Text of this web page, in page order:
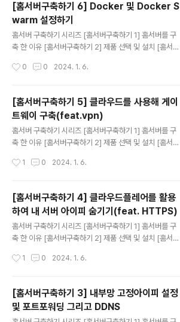
서버구축하기 6] Docker 및 Docker Swarm 설정하기
[홈서버구축하기 7] 공유 스토리지를 만들어보자(feat. 시
놀로지) [홈서버구축하기 8] 완성된 내 홈서버 네트워크 구
성도 및 홈서버 배치 모습 그리고 총 비용 앞선 게시글에서
에 대해 설명을 하고 마무리되었다. 필자는 이를 깨달았을
[홈서버구축하기 6] Docker 및 Docker S
warm 설정하기
홈서버 구축하기 시리즈 [홈서버구축하기 1] 홈서버를 구
축 한 이유 [홈서버구축하기 2] 제품 선택 및 설치 [홈서버
고 DDNS [홈서버구축하기 4] 클라우드플레어를 활용하
기 5] 클라우드를 사용해 게이트웨이 구축(feat.vpn) [홈
서버구축하기 6] Docker 및 Docker Swarm 설정하기
[홈서버구축하기 7] 공유 스토리지를 만들어보자(feat. 시
놀로지) [홈서버구축하기 8] 완성된 내 홈서버 네트워크 구
성도 및 홈서버 배치 모습 그리고 총 비용 홈서버에서 서비
사용했다. 이번글에는 그 이유와, 사용법을 서술 ..
0 0 2024. 1. 6.
[홈서버구축하기 5] 클라우드를 사용해 게이
트웨이 구축(feat.vpn)
홈서버 구축하기 시리즈 [홈서버구축하기 1] 홈서버를 구
축 한 이유 [홈서버구축하기 2] 제품 선택 및 설치 [홈서버
고 DDNS [홈서버구축하기 4] 클라우드플레어를 활용하
기 5] 클라우드를 사용해 게이트웨이 구축(feat.vpn) [홈
서버구축하기 6] Docker 및 Docker Swarm 설정하기
[홈서버구축하기 7] 공유 스토리지를 만들어보자(feat. 시
놀로지) [홈서버구축하기 8] 완성된 내 홈서버 네트워크 구
성도 및 홈서버 배치 모습 그리고 총 비용 내가 처음 홈서버
udflare에서 DDoS 보호모드가 있다라고는 ..
1 0 2024. 1. 6.
[홈서버구축하기 4] 클라우드플레어를 활용
하여 내 서버 아이피 숨기기(feat. HTTPS)
홈서버 구축하기 시리즈 [홈서버구축하기 1] 홈서버를 구
축 한 이유 [홈서버구축하기 2] 제품 선택 및 설치 [홈서버
고 DDNS [홈서버구축하기 4] 클라우드플레어를 활용하
기 5] 클라우드를 사용해 게이트웨이 구축(feat.vpn) [홈
서버구축하기 6] Docker 및 Docker Swarm 설정하기
[홈서버구축하기 7] 공유 스토리지를 만들어보자(feat. 시
1 0 2024. 1. 6.
[홈서버구축하기 3] 내부망 고정아이피 설정
및 포트포워딩 그리고 DDNS